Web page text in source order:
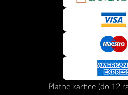
Platne kartice (do 12